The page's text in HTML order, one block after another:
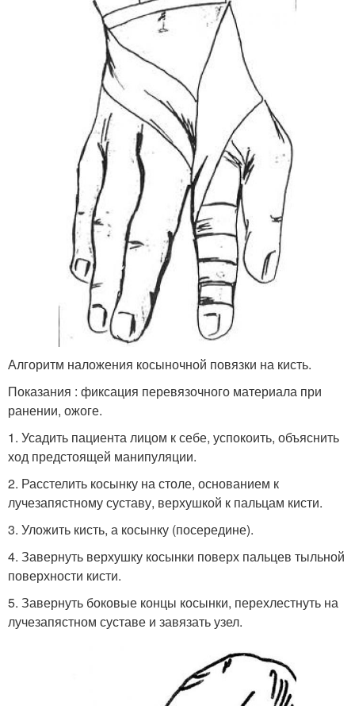
Алгоритм наложения косыночной повязки на кисть.
Показания : фиксация перевязочного материала при
ранении, ожоге.
1. Усадить пациента лицом к себе, успокоить, объяснить
ход предстоящей манипуляции.
2. Расстелить косынку на столе, основанием к
лучезапястному суставу, верхушкой к пальцам кисти.
3. Уложить кисть, а косынку (посередине).
4. Завернуть верхушку косынки поверх пальцев тыльной
поверхности кисти.
5. Завернуть боковые концы косынки, перехлестнуть на
лучезапястном суставе и завязать узел.